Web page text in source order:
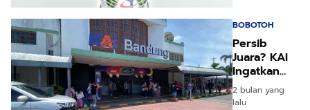
BOBOTOH
Persib
Juara? KAI
Ingatkan
Bobotoh
Jangan
2 bulan yang
lalu